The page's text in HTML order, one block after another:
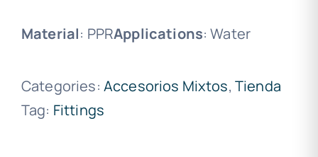
Material: PPRApplications: Water
Categories: Accesorios Mixtos, Tienda
Tag: Fittings